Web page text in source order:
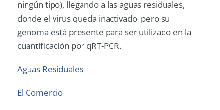
ningún tipo), llegando a las aguas residuales,
donde el virus queda inactivado, pero su
genoma está presente para ser utilizado en la
cuantificación por qRT-PCR.
Aguas Residuales
El Comercio